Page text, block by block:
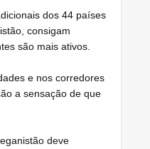
dos 44 países
consigam
são mais ativos.
e nos corredores
a sensação de que
deve